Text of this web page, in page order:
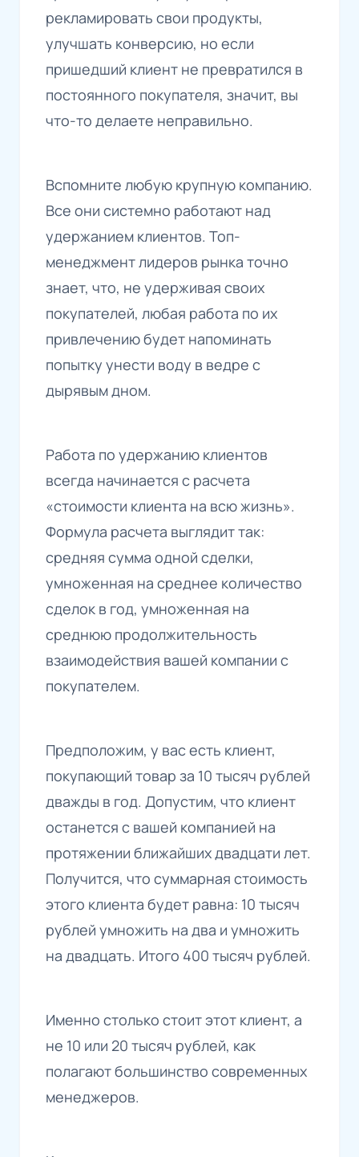
рекламировать свои продукты,
улучшать конверсию, но если
пришедший клиент не превратился в
постоянного покупателя, значит, вы
что-то делаете неправильно.
Вспомните любую крупную компанию.
Все они системно работают над
удержанием клиентов. Топ-
менеджмент лидеров рынка точно
знает, что, не удерживая своих
покупателей, любая работа по их
привлечению будет напоминать
попытку унести воду в ведре с
дырявым дном.
Работа по удержанию клиентов
всегда начинается с расчета
«стоимости клиента на всю жизнь».
Формула расчета выглядит так:
средняя сумма одной сделки,
умноженная на среднее количество
сделок в год, умноженная на
среднюю продолжительность
взаимодействия вашей компании с
покупателем.
Предположим, у вас есть клиент,
покупающий товар за 10 тысяч рублей
дважды в год. Допустим, что клиент
останется с вашей компанией на
протяжении ближайших двадцати лет.
Получится, что суммарная стоимость
этого клиента будет равна: 10 тысяч
рублей умножить на два и умножить
на двадцать. Итого 400 тысяч рублей.
Именно столько стоит этот клиент, а
не 10 или 20 тысяч рублей, как
полагают большинство современных
менеджеров.